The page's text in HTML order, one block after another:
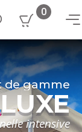
0
de gamme
intensive